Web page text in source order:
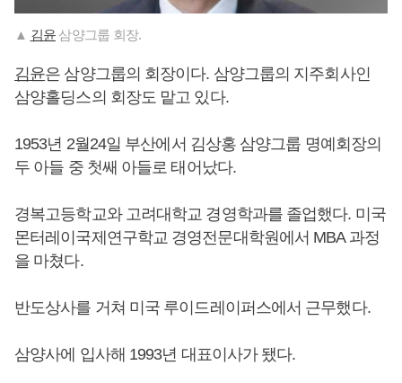
▲ 김윤 삼양그룹 회장.
김윤은 삼양그룹의 회장이다. 삼양그룹의 지주회사인
삼양홀딩스의 회장도 맡고 있다.
1953년 2월24일 부산에서 김상홍 삼양그룹 명예회장의
두 아들 중 첫쌔 아들로 태어났다.
경복고등학교와 고려대학교 경영학과를 졸업했다. 미국
몬터레이국제연구학교 경영전문대학원에서 MBA 과정
을 마쳤다.
반도상사를 거쳐 미국 루이드레이퍼스에서 근무했다.
삼양사에 입사해 1993년 대표이사가 됐다.